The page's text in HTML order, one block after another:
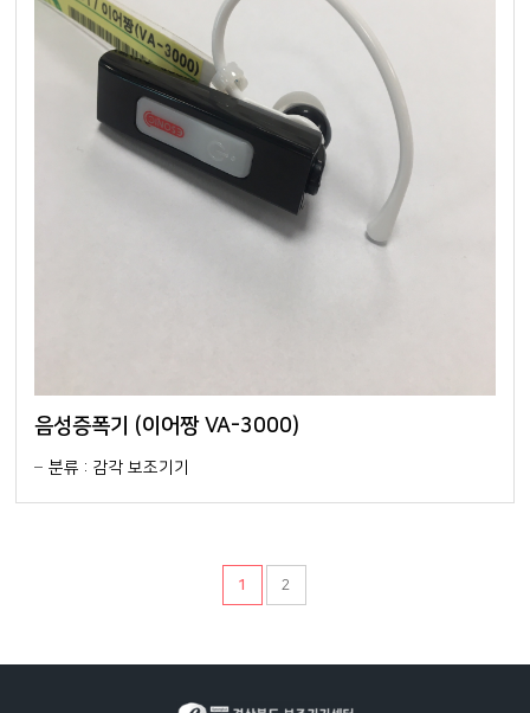
음성증폭기 (이어짱 VA-3000)
분류 : 감각 보조기기
1 2